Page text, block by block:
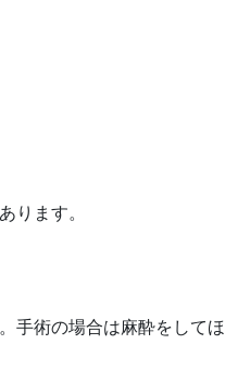
ります。
手術の場合は麻酔をしてほ